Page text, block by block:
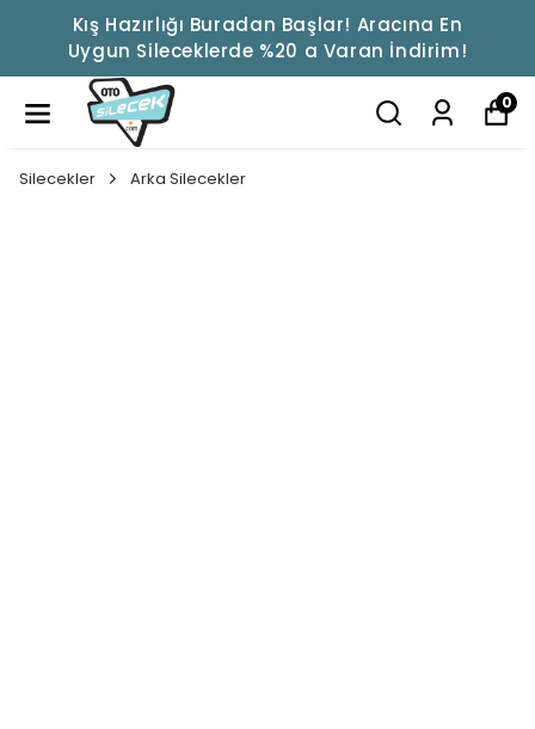
Kış Hazırlığı Buradan Başlar! Aracına En
Uygun Sileceklerde %20 a Varan İndirim!
0
Silecekler Arka Silecekler